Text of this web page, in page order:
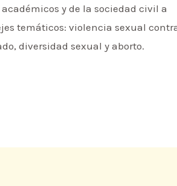
y de la sociedad civil a
temáticos: violencia sexual
diversidad sexual y aborto.